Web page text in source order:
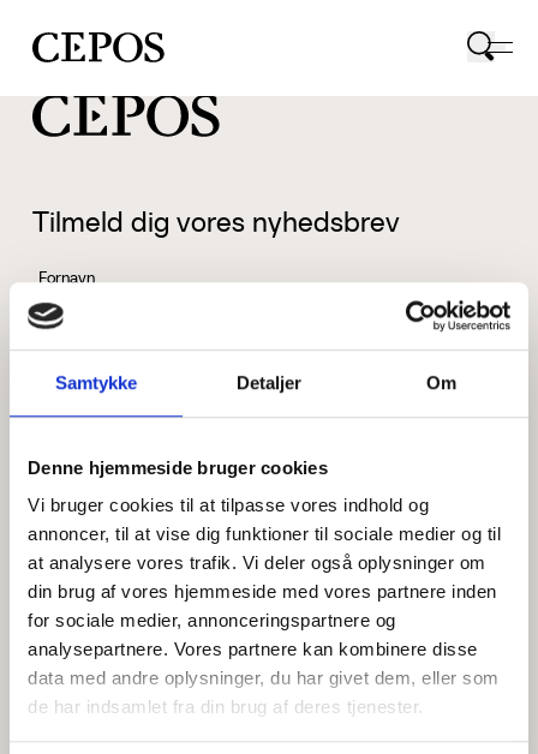
Samtykke Detaljer Om
Denne hjemmeside bruger cookies
Vi bruger cookies til at tilpasse vores indhold og
annoncer, til at vise dig funktioner til sociale medier og til
at analysere vores trafik. Vi deler også oplysninger om
din brug af vores hjemmeside med vores partnere inden
for sociale medier, annonceringspartnere og
analysepartnere. Vores partnere kan kombinere disse
data med andre oplysninger, du har givet dem, eller som
de har indsamlet fra din brug af deres tjenester.
CEPOS logo
Tilmeld dig vores nyhedsbrev
Fornavn
Efternavn
Jeg accepterer behandlingen af mine personoplysninger i
henhold tilprivatlivspolitikken